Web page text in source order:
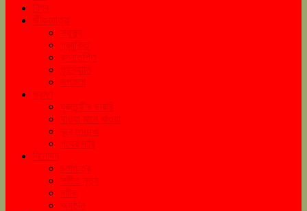
বিশ্ব
জীবনযাত্রা
স্বাস্থ্য
প্রযুক্তি
রসনাতৃপ্তি
গৃহস্থালি
রূপকলা
ভ্রমণ
ঘুরনচন্ডীর ডায়রি
যাওয়া মানে খাওয়া
ঘুরে tourএ
পথের দাবি
বিনোদন
চলচ্চিত্র
সঙ্গীত-নৃত্য
নাটক
অনুষ্ঠান